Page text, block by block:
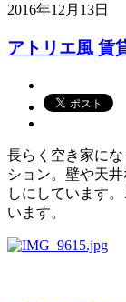
2016年12月13日
アトリエ風 賃
長らく空き家に
ション。壁や天
しにしています
います。